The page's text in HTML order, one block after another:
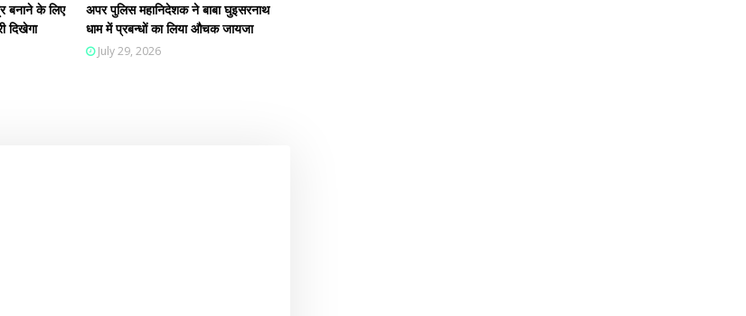
बनाने के लिए
दिखेगा
अपर पुलिस महानिदेशक ने बाबा घुइसरनाथ
धाम में प्रबन्धों का लिया औचक जायजा
July 29, 2026